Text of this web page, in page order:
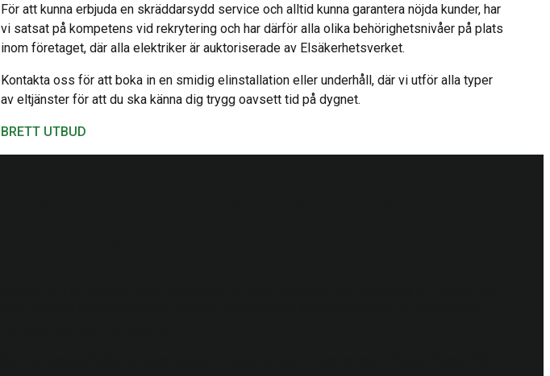
För att kunna erbjuda en skräddarsydd service och alltid kunna garantera nöjda kunder, har
vi satsat på kompetens vid rekrytering och har därför alla olika behörighetsnivåer på plats
inom företaget, där alla elektriker är auktoriserade av Elsäkerhetsverket.
Kontakta oss för att boka in en smidig elinstallation eller underhåll, där vi utför alla typer
av eltjänster för att du ska känna dig trygg oavsett tid på dygnet.
BRETT UTBUD